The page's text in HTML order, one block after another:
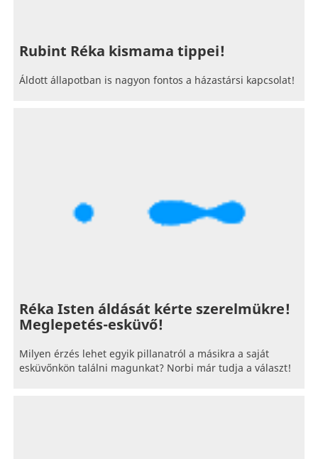
Rubint Réka kismama tippei!
Áldott állapotban is nagyon fontos a házastársi kapcsolat!
Réka Isten áldását kérte szerelmükre!
Meglepetés-esküvő!
Milyen érzés lehet egyik pillanatról a másikra a saját
esküvőnkön találni magunkat? Norbi már tudja a választ!